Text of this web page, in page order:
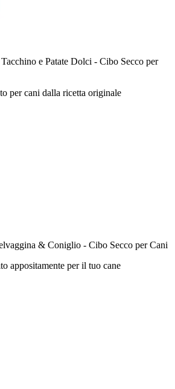
e Patate Dolci - Cibo Secco per
per cani dalla ricetta originale
& Coniglio - Cibo Secco per Cani
appositamente per il tuo cane